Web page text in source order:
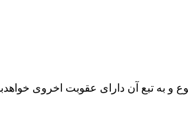
و به تبع آن دارای عقوبت اخروی